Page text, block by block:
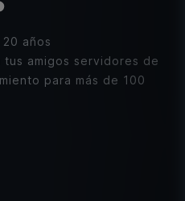
años
amigos servidores de
para más de 100